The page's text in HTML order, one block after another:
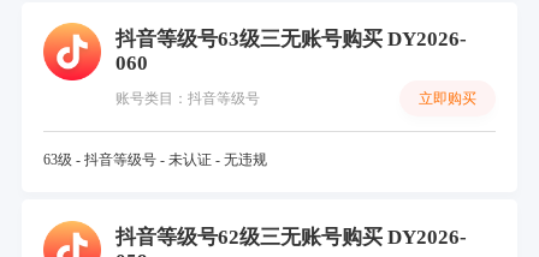
抖音等级号63级三无账号购买 DY2026-
060
账号类目：抖音等级号 立即购买
63级 - 抖音等级号 - 未认证 - 无违规
抖音等级号62级三无账号购买 DY2026-